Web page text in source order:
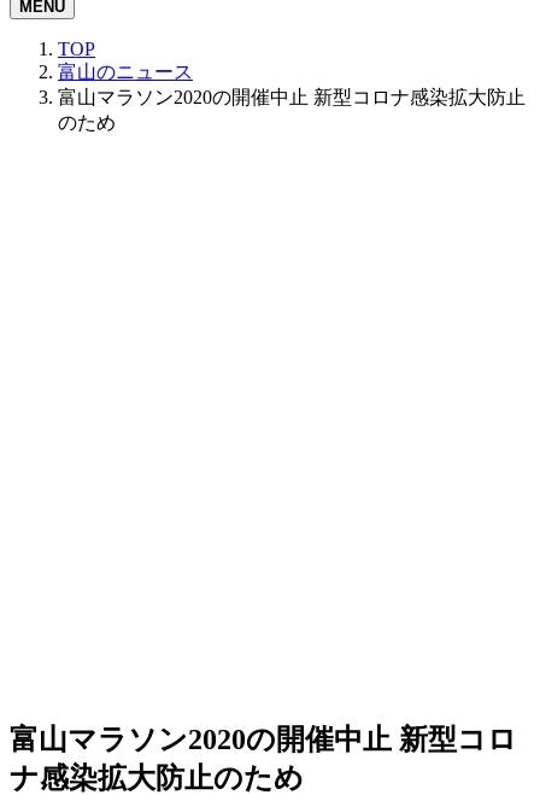
MENU
TOP
富山のニュース
富山マラソン2020の開催中止 新型コロナ感染拡大防止
のため
富山マラソン2020の開催中止 新型コロ
ナ感染拡大防止のため